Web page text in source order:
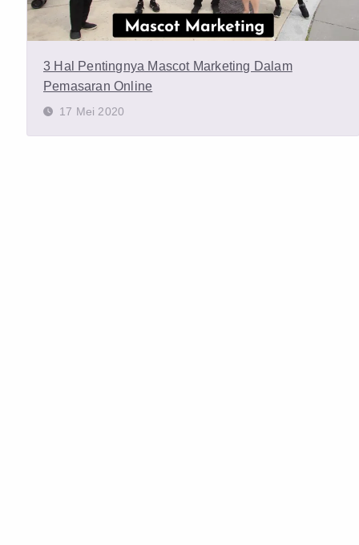
3 Hal Pentingnya Mascot Marketing Dalam
Pemasaran Online
17 Mei 2020